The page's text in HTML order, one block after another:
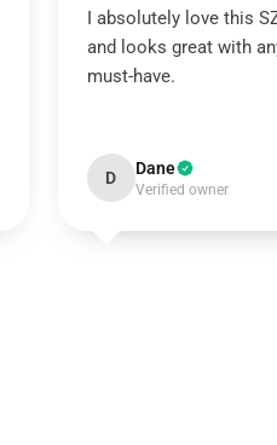
I absolutely love this
and looks great with
must-have.
D Dane
Verified owner